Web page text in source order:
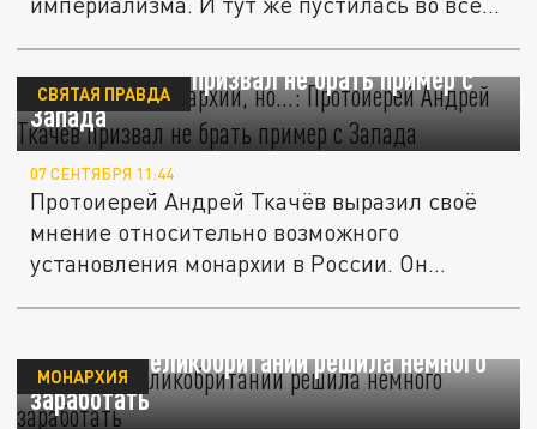
В Европе 12 монархий, но...: Протоиерей
Андрей Ткачёв призвал не брать пример с
Запада
СВЯТАЯ ПРАВДА
07 СЕНТЯБРЯ 11:44
Протоиерей Андрей Ткачёв выразил своё
мнение относительно возможного
установления монархии в России. Он...
Королева Великобритании решила немного
заработать
МОНАРХИЯ